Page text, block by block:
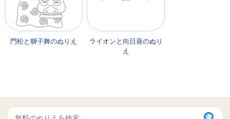
門松と獅子舞のぬりえ
ライオンと向日葵のぬり
え